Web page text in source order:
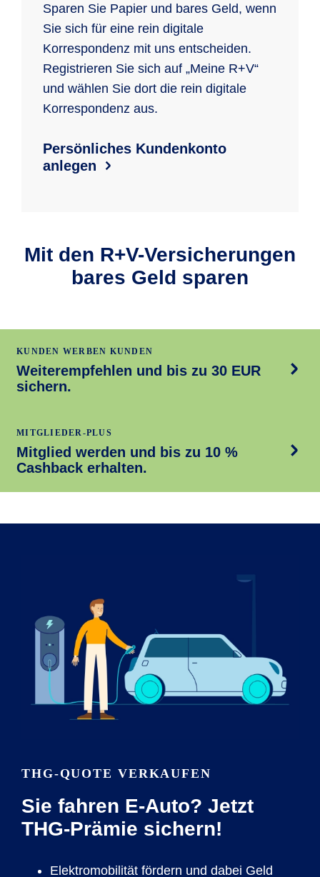
Sparen Sie Papier und bares Geld, wenn
Sie sich für eine rein digitale
Korrespondenz mit uns entscheiden.
Registrieren Sie sich auf „Meine R+V“
und wählen Sie dort die rein digitale
Korrespondenz aus.
Persönliches Kundenkonto
anlegen
Mit den R+V-Versicherungen
bares Geld sparen
KUNDEN WERBEN KUNDEN
Weiterempfehlen und bis zu 30 EUR
sichern.
MITGLIEDER-PLUS
Mitglied werden und bis zu 10 %
Cashback erhalten.
THG-QUOTE VERKAUFEN
Sie fahren E-Auto? Jetzt
THG-Prämie sichern!
Elektromobilität fördern und dabei Geld